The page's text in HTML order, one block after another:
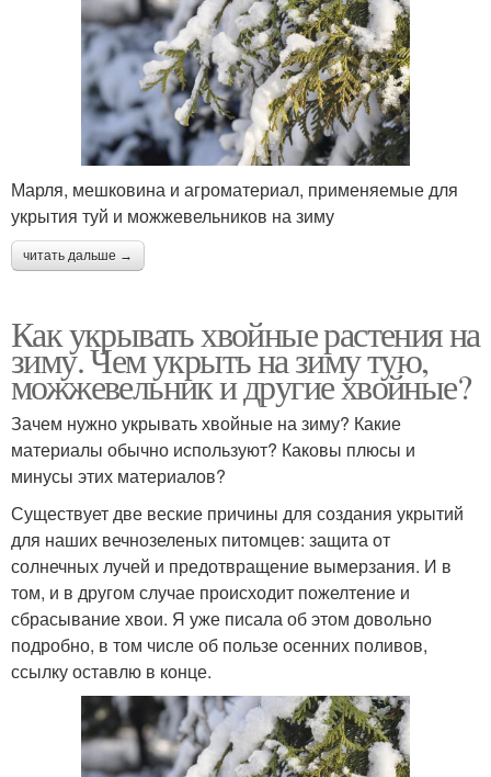
Марля, мешковина и агроматериал, применяемые для
укрытия туй и можжевельников на зиму
читать дальше →
Как укрывать хвойные растения на
зиму. Чем укрыть на зиму тую,
можжевельник и другие хвойные?
Зачем нужно укрывать хвойные на зиму? Какие
материалы обычно используют? Каковы плюсы и
минусы этих материалов?
Существует две веские причины для создания укрытий
для наших вечнозеленых питомцев: защита от
солнечных лучей и предотвращение вымерзания. И в
том, и в другом случае происходит пожелтение и
сбрасывание хвои. Я уже писала об этом довольно
подробно, в том числе об пользе осенних поливов,
ссылку оставлю в конце.